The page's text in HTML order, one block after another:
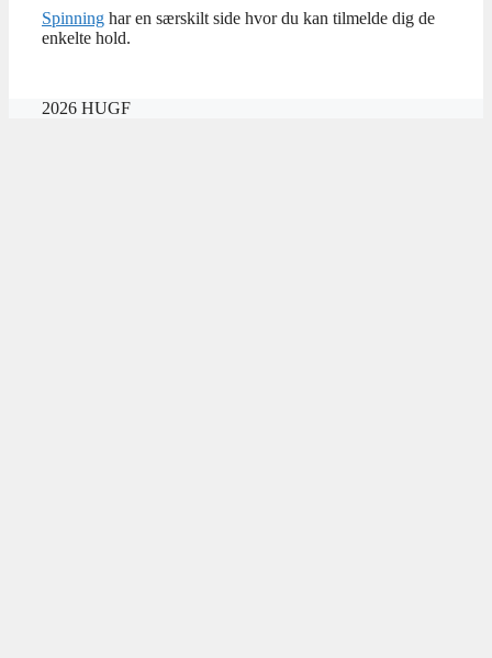
Spinning har en særskilt side hvor du kan tilmelde dig de
enkelte hold.
2026 HUGF